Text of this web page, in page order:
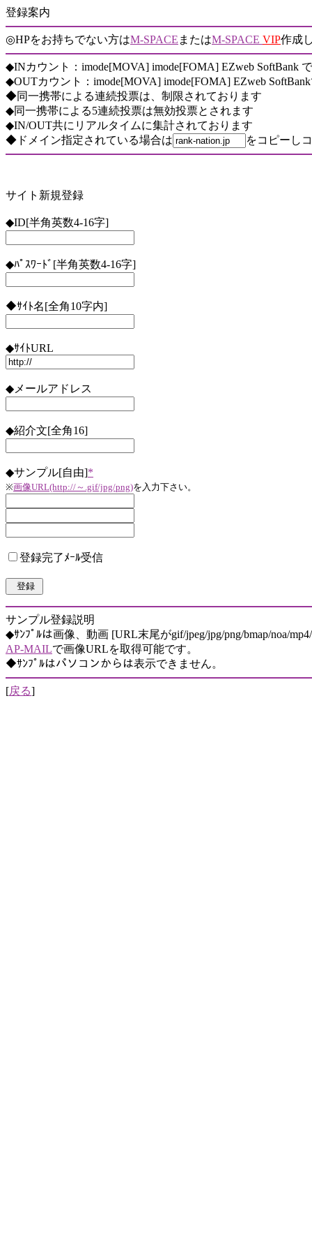
登録案内
◎HPをお持ちでない方はM-SPACE またはM-SPACE VIP作成
◆INカウント：imode[MOVA] imode[FOMA] EZweb SoftBank
◆OUTカウント：imode[MOVA] imode[FOMA] EZweb
◆同一携帯による連続投票は、制限されております
◆同一携帯による5連続投票は無効投票とされます
◆IN/OUT共にリアルタイムに集計されております
◆ドメイン指定されている場合は
をコピーし
サイト新規登録
◆ID[半角英数4-16字]
◆ﾊﾟｽﾜｰﾄﾞ[半角英数4-16字]
◆ｻｲﾄ名[全角10字内]
◆ｻｲﾄURL
◆メールアドレス
◆紹介文[全角16]
◆サンプル[自由]*
※画像URL(http://～.gif/jpg/png)を入力下さい。
登録完了ﾒｰﾙ受信
サンプル登録説明
◆ｻﾝﾌﾟﾙは画像、動画 [URL末尾がgif/jpeg/jpg/png/bmap/noa/
AP-MAILで画像URLを取得可能です。
◆ｻﾝﾌﾟﾙはパソコンからは表示できません。
[戻る]